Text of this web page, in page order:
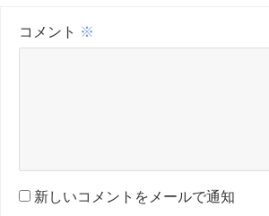
コメント ※
新しいコメントをメールで通知